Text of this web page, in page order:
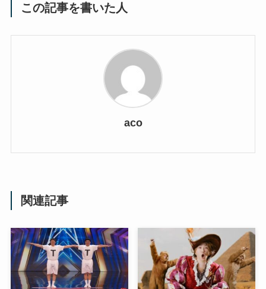
この記事を書いた人
aco
関連記事